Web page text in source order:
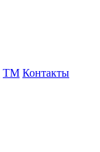
TM Контакты